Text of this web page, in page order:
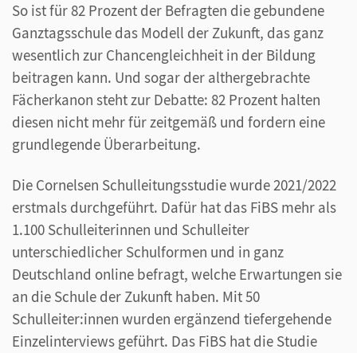
So ist für 82 Prozent der Befragten die gebundene
Ganztagsschule das Modell der Zukunft, das ganz
wesentlich zur Chancengleichheit in der Bildung
beitragen kann. Und sogar der althergebrachte
Fächerkanon steht zur Debatte: 82 Prozent halten
diesen nicht mehr für zeitgemäß und fordern eine
grundlegende Überarbeitung.
Die Cornelsen Schulleitungsstudie wurde 2021/2022
erstmals durchgeführt. Dafür hat das FiBS mehr als
1.100 Schulleiterinnen und Schulleiter
unterschiedlicher Schulformen und in ganz
Deutschland online befragt, welche Erwartungen sie
an die Schule der Zukunft haben. Mit 50
Schulleiter:innen wurden ergänzend tiefergehende
Einzelinterviews geführt. Das FiBS hat die Studie